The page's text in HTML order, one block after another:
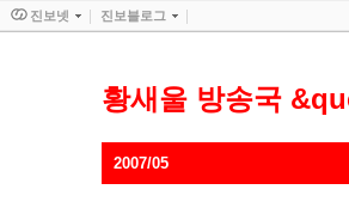
황새울 방송국
2007/05
진보넷 진보블로그